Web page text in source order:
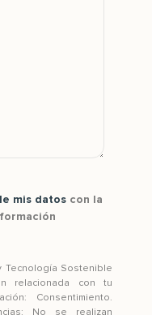
mis datoscon la
Tecnología Sostenible
relacionada con tu
Consentimiento.
No se realizan